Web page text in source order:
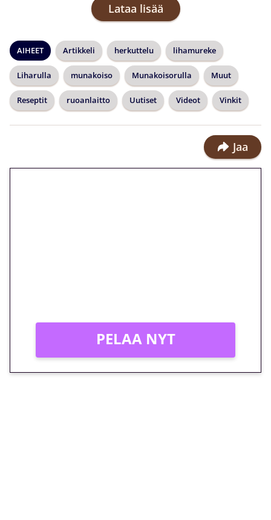
Lataa lisää
AIHEET Artikkeli herkuttelu lihamureke
Liharulla munakoiso Munakoisorulla Muut
Reseptit ruoanlaitto Uutiset Videot Vinkit
Jaa
PELAA NYT